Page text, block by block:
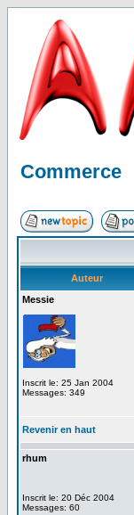
Commerce
Auteur
Messie
Inscrit le: 25 Jan 2004
Messages: 349
Revenir en haut
rhum
Inscrit le: 20 Déc 2004
Messages: 60